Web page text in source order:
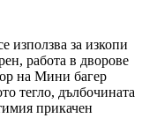
за изкопи
работа в дворове
на Мини багер
тегло, дълбочината
прикачен